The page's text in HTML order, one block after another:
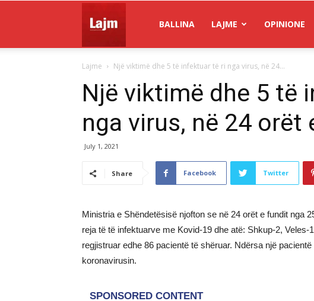
Lajm
BALLINA LAJME OPINIONE
Lajme Një viktimë dhe 5 të infektuar të ri nga virus, në 24...
Një viktimë dhe 5 të
nga virus, në 24 orët
July 1, 2021
Share Facebook Twitter
Ministria e Shëndetësisë njofton se në 24 orët e fundit nga
reja të të infektuarve me Kovid-19 dhe atë: Shkup-2,
regjistruar edhe 86 pacientë të shëruar. Ndërsa një
koronavirusin.